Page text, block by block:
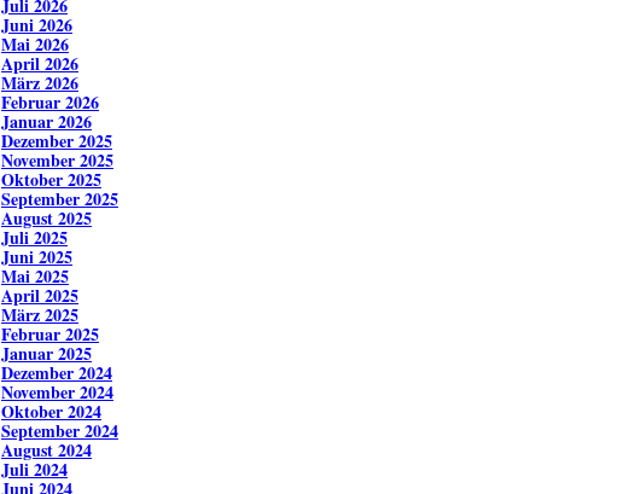
Juli 2026
Juni 2026
Mai 2026
April 2026
März 2026
Februar 2026
Januar 2026
Dezember 2025
November 2025
Oktober 2025
September 2025
August 2025
Juli 2025
Juni 2025
Mai 2025
April 2025
März 2025
Februar 2025
Januar 2025
Dezember 2024
November 2024
Oktober 2024
September 2024
August 2024
Juli 2024